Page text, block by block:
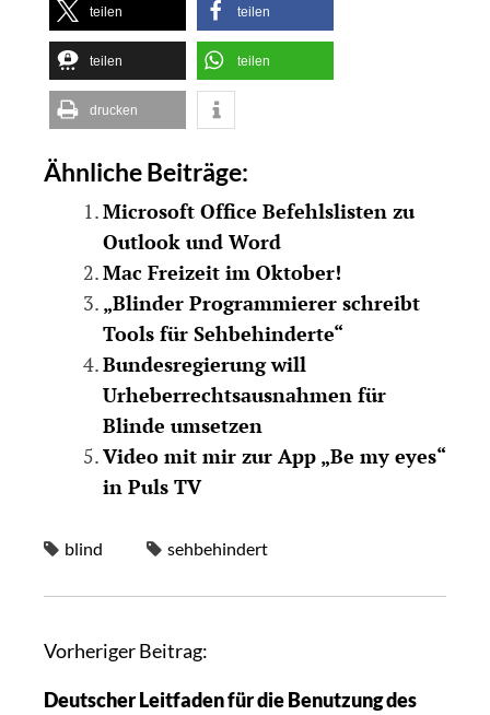
teilen teilen
teilen teilen
drucken
Ähnliche Beiträge:
Microsoft Office Befehlslisten zu
Outlook und Word
Mac Freizeit im Oktober!
„Blinder Programmierer schreibt
Tools für Sehbehinderte“
Bundesregierung will
Urheberrechtsausnahmen für
Blinde umsetzen
Video mit mir zur App „Be my eyes“
in Puls TV
blind sehbehindert
Vorheriger Beitrag:
Deutscher Leitfaden für die Benutzung des